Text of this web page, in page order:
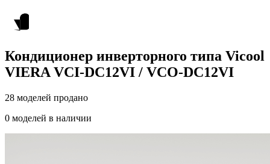
Кондиционер инверторного типа Vicool
VIERA VCI-DC12VI / VCO-DC12VI
28 моделей продано
0 моделей в наличии